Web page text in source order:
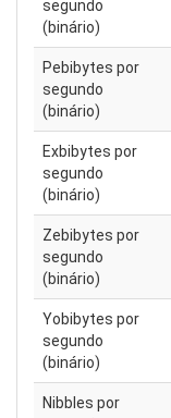
segundo
(binário)
Pebibytes por
segundo
(binário)
Exbibytes por
segundo
(binário)
Zebibytes por
segundo
(binário)
Yobibytes por
segundo
(binário)
Nibbles por